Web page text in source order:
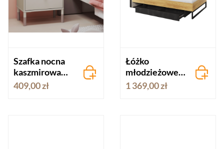
Szafka nocna
kaszmirowa
HARMONY
409,00 zł
Łóżko
młodzieżowe
120x200 cm
TEEN FLEX
1 369,00 zł